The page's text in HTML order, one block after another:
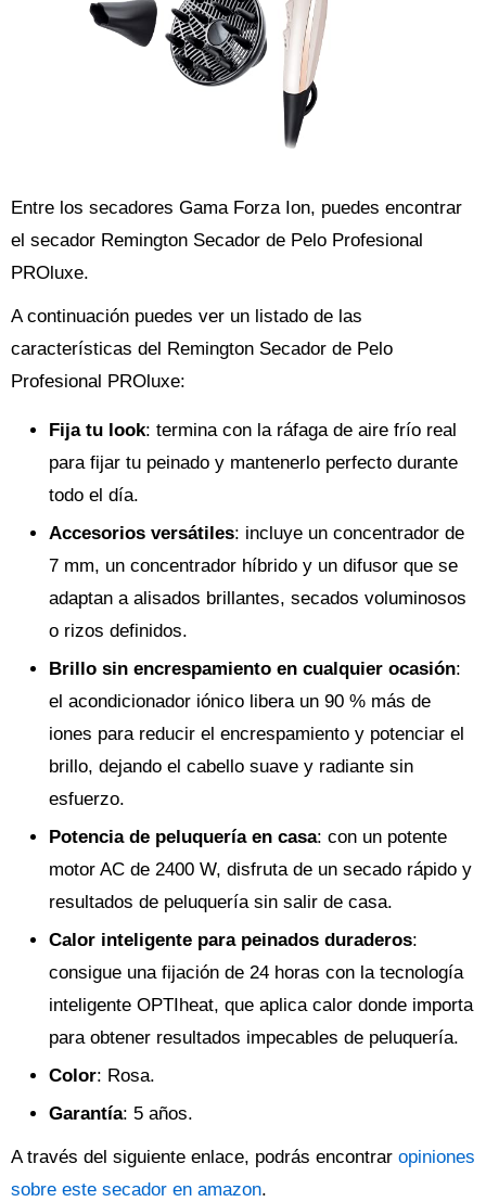
Entre los secadores Gama Forza Ion, puedes encontrar
el secador Remington Secador de Pelo Profesional
PROluxe.
A continuación puedes ver un listado de las
características del Remington Secador de Pelo
Profesional PROluxe:
Fija tu look: termina con la ráfaga de aire frío real
para fijar tu peinado y mantenerlo perfecto durante
todo el día.
Accesorios versátiles: incluye un concentrador de
7 mm, un concentrador híbrido y un difusor que se
adaptan a alisados brillantes, secados voluminosos
o rizos definidos.
Brillo sin encrespamiento en cualquier ocasión:
el acondicionador iónico libera un 90 % más de
iones para reducir el encrespamiento y potenciar el
brillo, dejando el cabello suave y radiante sin
esfuerzo.
Potencia de peluquería en casa: con un potente
motor AC de 2400 W, disfruta de un secado rápido y
resultados de peluquería sin salir de casa.
Calor inteligente para peinados duraderos:
consigue una fijación de 24 horas con la tecnología
inteligente OPTIheat, que aplica calor donde importa
para obtener resultados impecables de peluquería.
Color: Rosa.
Garantía: 5 años.
A través del siguiente enlace, podrás encontrar opiniones
sobre este secador en amazon.